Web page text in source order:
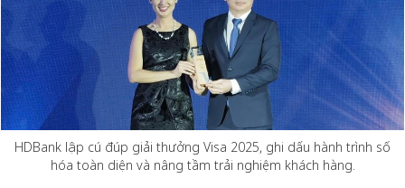
HDBank lập cú đúp giải thưởng Visa 2025, ghi dấu hành trình số
hóa toàn diện và nâng tầm trải nghiệm khách hàng.